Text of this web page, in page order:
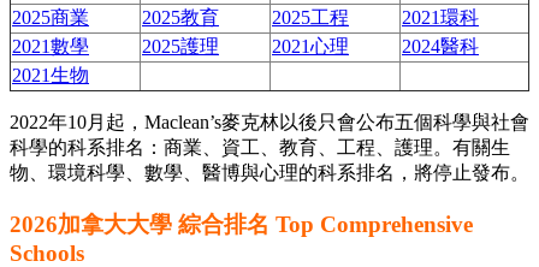
2025商業
2025教育 2025工程
2021環科
2021數學
2025護理 2021心理
2024醫科
2021生物
2022年10月起，Maclean’s麥克林以後只會公布五個科學與社會
科學的科系排名：商業、資工、教育、工程、護理。有關生
物、環境科學、數學、醫博與心理的科系排名，將停止發布。
2026加拿大大學 綜合排名 Top Comprehensive
Schools